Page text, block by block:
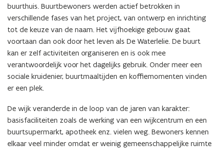
buurthuis. Buurtbewoners werden actief betrokken in
verschillende fases van het project, van ontwerp en inrichting
tot de keuze van de naam. Het vijfhoekige gebouw gaat
voortaan dan ook door het leven als De Waterlelie. De buurt
kan er zelf activiteiten organiseren en is ook mee
verantwoordelijk voor het dagelijks gebruik. Onder meer een
sociale kruidenier, buurtmaaltijden en koffiemomenten vinden
er een plek.
De wijk veranderde in de loop van de jaren van karakter:
basisfaciliteiten zoals de werking van een wijkcentrum en een
buurtsupermarkt, apotheek enz. vielen weg. Bewoners kennen
elkaar veel minder omdat er weinig gemeenschappelijke ruimte